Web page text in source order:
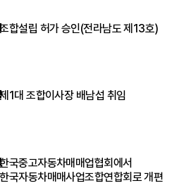
조합설립 허가 승인(전라남도 제13호)
제1대 조합이사장 배남섭 취임
한국중고자동차매매업협회에서
한국자동차매매사업조합연합회로 개편